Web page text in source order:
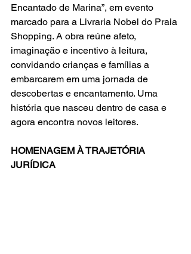
Encantado de Marina”, em evento
marcado para a Livraria Nobel do Praia
Shopping. A obra reúne afeto,
imaginação e incentivo à leitura,
convidando crianças e famílias a
embarcarem em uma jornada de
descobertas e encantamento. Uma
história que nasceu dentro de casa e
agora encontra novos leitores.
HOMENAGEM À TRAJETÓRIA
JURÍDICA